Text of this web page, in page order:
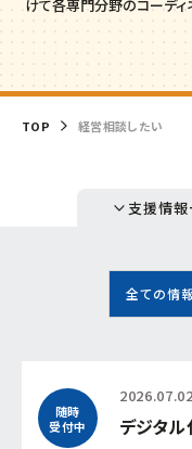
情報公開
イベント・セミ
新商品・新技
産学官で連携
イノベーション推進センタ
プロジェクト推進課
中小企業支援センター
リバイバル
再起支援
けて各専門分野のコーディ
TOP 経営相談したい
支援情
全ての情
随時
受付中
デジタ